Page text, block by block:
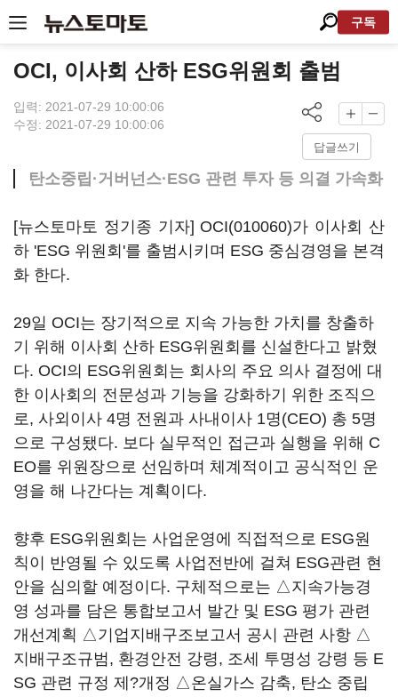
구독
OCI, 이사회 산하 ESG위원회 출범
입력: 2021-07-29 10:00:06
수정: 2021-07-29 10:00:06
답글쓰기
탄소중립·거버넌스·ESG 관련 투자 등 의결 가속화
[뉴스토마토 정기종 기자]OCI(010060)가 이사회 산
하 'ESG 위원회'를 출범시키며 ESG 중심경영을 본격
화 한다.
29일 OCI는 장기적으로 지속 가능한 가치를 창출하
기 위해 이사회 산하 ESG위원회를 신설한다고 밝혔
다. OCI의 ESG위원회는 회사의 주요 의사 결정에 대
한 이사회의 전문성과 기능을 강화하기 위한 조직으
로, 사외이사 4명 전원과 사내이사 1명(CEO) 총 5명
으로 구성됐다. 보다 실무적인 접근과 실행을 위해 C
EO를 위원장으로 선임하며 체계적이고 공식적인 운
영을 해 나간다는 계획이다.
향후 ESG위원회는 사업운영에 직접적으로 ESG원
칙이 반영될 수 있도록 사업전반에 걸쳐 ESG관련 현
안을 심의할 예정이다. 구체적으로는 △지속가능경
영 성과를 담은 통합보고서 발간 및 ESG 평가 관련
개선계획 △기업지배구조보고서 공시 관련 사항 △
지배구조규범, 환경안전 강령, 조세 투명성 강령 등 E
SG 관련 규정 제?개정 △온실가스 감축, 탄소 중립